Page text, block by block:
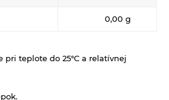
0,00 g
pri teplote do 25°C a relatívnej